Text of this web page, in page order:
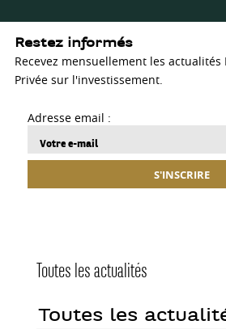
Restez informés
Recevez mensuellement les actualités
Privée sur l'investissement.
Adresse email :
S'INSCRIRE
Toutes les actualités